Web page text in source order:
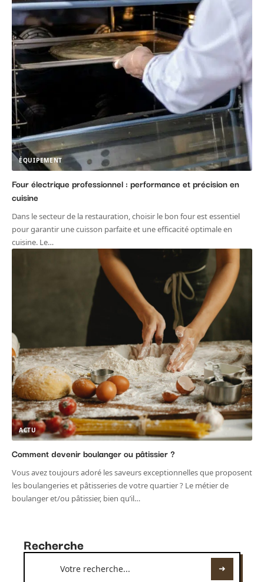
ÉQUIPEMENT
Four électrique professionnel : performance et précision en
cuisine
Dans le secteur de la restauration, choisir le bon four est essentiel
pour garantir une cuisson parfaite et une efficacité optimale en
cuisine. Le…
ACTU
Comment devenir boulanger ou pâtissier ?
Vous avez toujours adoré les saveurs exceptionnelles que proposent
les boulangeries et pâtisseries de votre quartier ? Le métier de
boulanger et/ou pâtissier, bien qu’il…
Recherche